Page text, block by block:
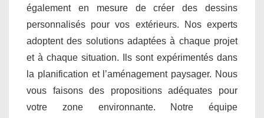
également en mesure de créer des dessins
personnalisés pour vos extérieurs. Nos experts
adoptent des solutions adaptées à chaque projet
et à chaque situation. Ils sont expérimentés dans
la planification et l’aménagement paysager. Nous
vous faisons des propositions adéquates pour
votre zone environnante. Notre équipe